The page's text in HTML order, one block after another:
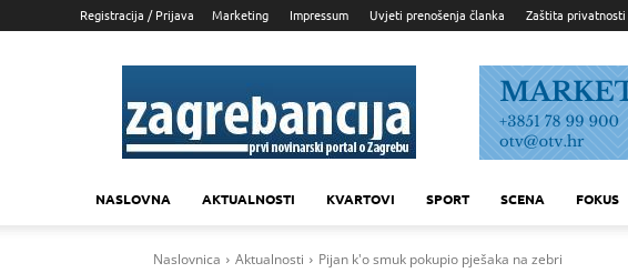
Registracija / Prijava Marketing Impressum Uvjeti prenošenja članka Zaštita privatnosti
Zagrebancija
NASLOVNA AKTUALNOSTI KVARTOVI SPORT SCENA FOKUS
Naslovnica Aktualnosti Pijan k'o smuk pokupio pješaka na zebri